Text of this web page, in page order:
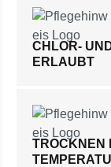
CHLOR-
ERLAUBT
TROCKNEN